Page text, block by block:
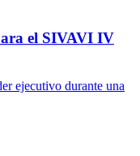
el SIVAVI IV